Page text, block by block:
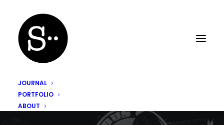
JOURNAL
PORTFOLIO
ABOUT